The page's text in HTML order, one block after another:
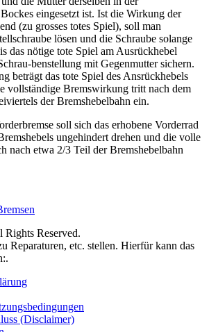
eingesetzt ist. Ist die Wirkung der
(zu grosses totes Spiel), soll man
lösen und die Schraube solange
das nötige tote Spiel am Ausrückhebel
benstellung mit Gegenmutter sichern.
beträgt das tote Spiel des Ansrückhebels
vollständige Bremswirkung tritt nach dem
der Bremshebelbahn ein.
soll sich das erhobene Vorderrad
ungehindert drehen und die volle
nach etwa 2/3 Teil der Bremshebelbahn
Reserved.
Reparaturen, etc. stellen. Hierfür kann das
(Disclaimer)